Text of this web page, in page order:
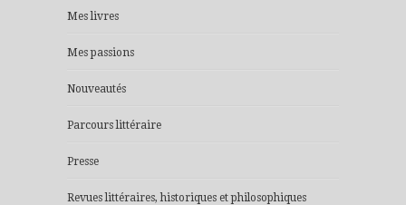
Mes livres
Mes passions
Nouveautés
Parcours littéraire
Presse
Revues littéraires, historiques et philosophiques